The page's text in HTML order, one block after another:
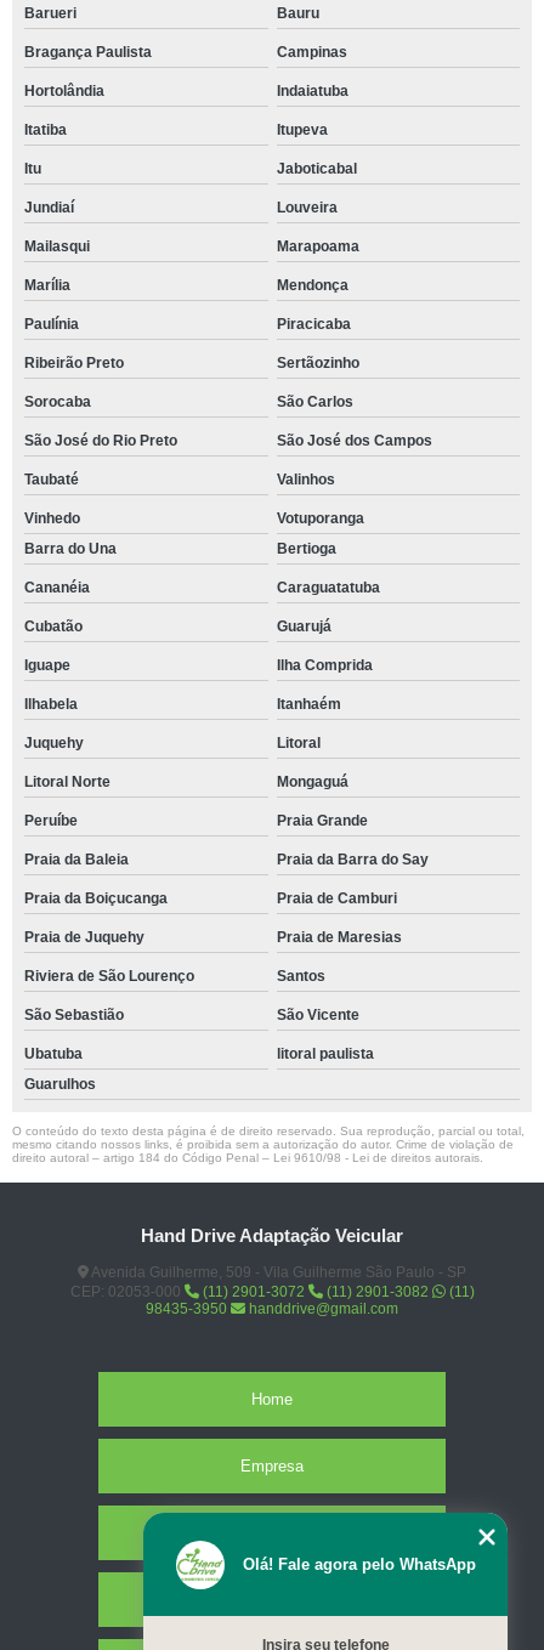
Barueri Bauru
Bragança Paulista Campinas
Hortolândia Indaiatuba
Itatiba Itupeva
Itu Jaboticabal
Jundiaí Louveira
Mailasqui Marapoama
Marília Mendonça
Paulínia Piracicaba
Ribeirão Preto Sertãozinho
Sorocaba São Carlos
São José do Rio Preto São José dos Campos
Taubaté Valinhos
Vinhedo
Votuporanga
Barra do Una
Bertioga
Cananéia Caraguatatuba
Cubatão Guarujá
Iguape Ilha Comprida
Ilhabela Itanhaém
Juquehy Litoral
Litoral Norte Mongaguá
Peruíbe Praia Grande
Praia da Baleia Praia da Barra do Say
Praia da Boiçucanga Praia de Camburi
Praia de Juquehy Praia de Maresias
Riviera de São Lourenço Santos
São Sebastião São Vicente
Ubatuba
litoral paulista
Guarulhos
O conteúdo do texto desta página é de direito reservado. Sua reprodução, parcial ou total,
mesmo citando nossos links, é proibida sem a autorização do autor. Crime de violação de
direito autoral – artigo 184 do Código Penal – Lei 9610/98 - Lei de direitos autorais
Hand Drive Adaptação Veicular
Avenida Guilherme, 509 - Vila Guilherme São Paulo - SP
CEP: 02053-000
(11) 2901-3072 (11) 2901-3082
(11)
98435-3950
handdrive@gmail.com
Home
Empresa
Olá! Fale agora pelo WhatsApp
Insira seu telefone